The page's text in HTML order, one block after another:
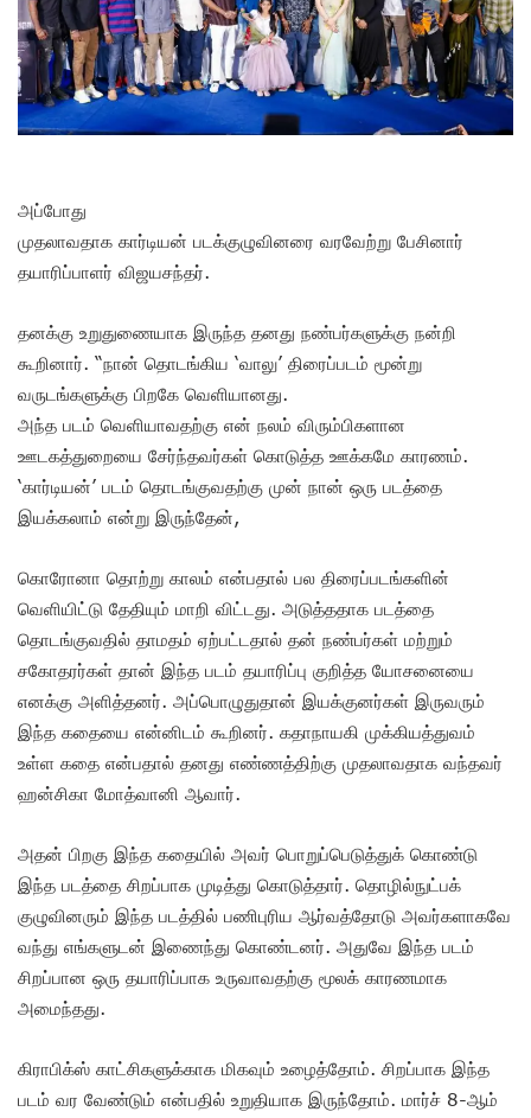
அப்போது
முதலாவதாக கார்டியன் படக்குழுவினரை வரவேற்று பேசினார்
தயாரிப்பாளர் விஜயசந்தர்.
தனக்கு உறுதுணையாக இருந்த தனது நண்பர்களுக்கு நன்றி
கூறினார். “நான் தொடங்கிய ‘வாலு’ திரைப்படம் மூன்று
வருடங்களுக்கு பிறகே வெளியானது.
அந்த படம் வெளியாவதற்கு என் நலம் விரும்பிகளான
ஊடகத்துறையை சேர்ந்தவர்கள் கொடுத்த ஊக்கமே காரணம்.
‘கார்டியன்’ படம் தொடங்குவதற்கு முன் நான் ஒரு படத்தை
இயக்கலாம் என்று இருந்தேன்,
கொரோனா தொற்று காலம் என்பதால் பல திரைப்படங்களின்
வெளியிட்டு தேதியும் மாறி விட்டது. அடுத்ததாக படத்தை
தொடங்குவதில் தாமதம் ஏற்பட்டதால் தன் நண்பர்கள் மற்றும்
சகோதரர்கள் தான் இந்த படம் தயாரிப்பு குறித்த யோசனையை
எனக்கு அளித்தனர். அப்பொழுதுதான் இயக்குனர்கள் இருவரும்
இந்த கதையை என்னிடம் கூறினர். கதாநாயகி முக்கியத்துவம்
உள்ள கதை என்பதால் தனது எண்ணத்திற்கு முதலாவதாக வந்தவர்
ஹன்சிகா மோத்வானி ஆவார்.
அதன் பிறகு இந்த கதையில் அவர் பொறுப்பெடுத்துக் கொண்டு
இந்த படத்தை சிறப்பாக முடித்து கொடுத்தார். தொழில்நுட்பக்
குழுவினரும் இந்த படத்தில் பணிபுரிய ஆர்வத்தோடு அவர்களாகவே
வந்து எங்களுடன் இணைந்து கொண்டனர். அதுவே இந்த படம்
சிறப்பான ஒரு தயாரிப்பாக உருவாவதற்கு மூலக் காரணமாக
அமைந்தது.
கிராபிக்ஸ் காட்சிகளுக்காக மிகவும் உழைத்தோம். சிறப்பாக இந்த
படம் வர வேண்டும் என்பதில் உறுதியாக இருந்தோம். மார்ச் 8-ஆம்